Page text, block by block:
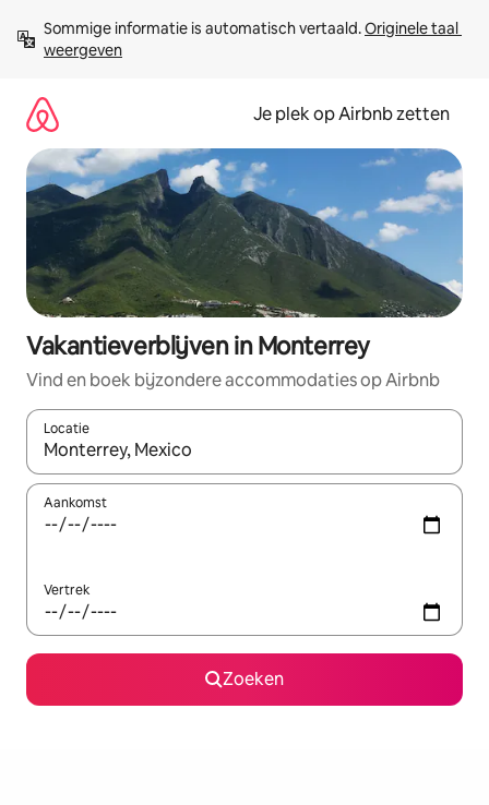
direct
naar
Sommige informatie is automatisch vertaald. Originele taal
weergeven
Je plek op Airbnb zetten
Vakantieverblijven in Monterrey
Vind en boek bijzondere accommodaties op Airbnb
Locatie
Wanneer er resultaten beschikbaar zijn, maak je een keuze
Aankomst
Vertrek
Zoeken